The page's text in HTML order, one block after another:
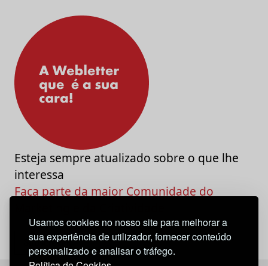
Usamos cookies no nosso site para melhorar a
sua experiência de utilizador, fornecer conteúdo
personalizado e analisar o tráfego.
Esteja sempre atualizado sobre o que lhe
interessa
Faça parte da maior Comunidade do